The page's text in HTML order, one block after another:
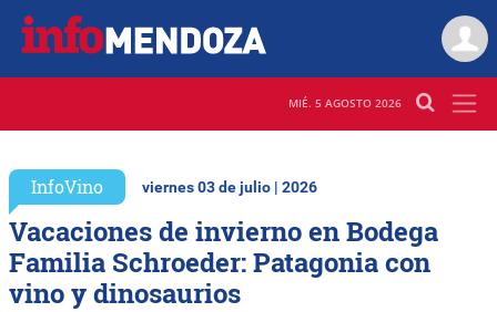
MIÉ. 5 AGOSTO 2026
InfoVino viernes 03 de julio | 2026
Vacaciones de invierno en Bodega
Familia Schroeder: Patagonia con
vino y dinosaurios